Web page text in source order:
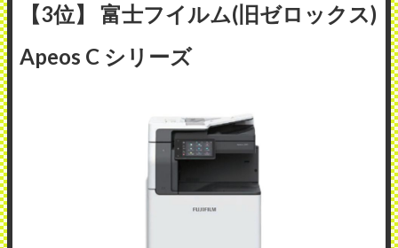
【3位】 富士フイルム(旧ゼロックス)
Apeos C シリーズ